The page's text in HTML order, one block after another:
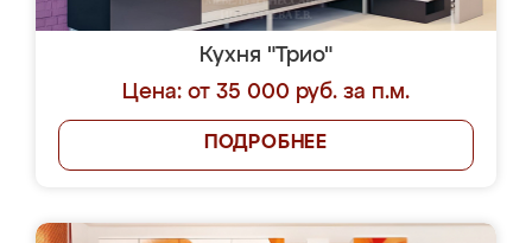
Кухня "Трио"
Цена: от 35 000 руб. за п.м.
ПОДРОБНЕЕ